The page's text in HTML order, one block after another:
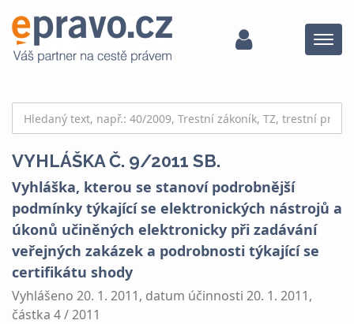
Menu
VYHLÁŠKA Č. 9/2011 SB.
Vyhláška, kterou se stanoví podrobnější
podmínky týkající se elektronických nástrojů a
úkonů učiněných elektronicky při zadávání
veřejných zakázek a podrobnosti týkající se
certifikátu shody
Vyhlášeno 20. 1. 2011, datum účinnosti 20. 1. 2011,
částka 4 / 2011